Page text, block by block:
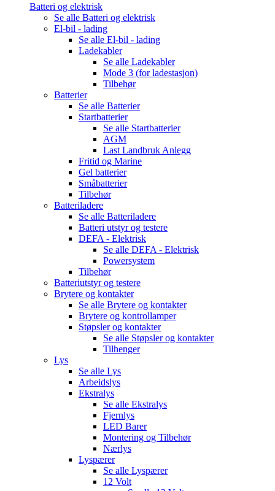
Batteri og elektrisk
Se alle Batteri og elektrisk
El-bil - lading
Se alle El-bil - lading
Ladekabler
Se alle Ladekabler
Mode 3 (for ladestasjon)
Tilbehør
Batterier
Se alle Batterier
Startbatterier
Se alle Startbatterier
AGM
Last Landbruk Anlegg
Fritid og Marine
Gel batterier
Småbatterier
Tilbehør
Batteriladere
Se alle Batteriladere
Batteri utstyr og testere
DEFA - Elektrisk
Se alle DEFA - Elektrisk
Powersystem
Tilbehør
Batteriutstyr og testere
Brytere og kontakter
Se alle Brytere og kontakter
Brytere og kontrollamper
Støpsler og kontakter
Se alle Støpsler og kontakter
Tilhenger
Lys
Se alle Lys
Arbeidslys
Ekstralys
Se alle Ekstralys
Fjernlys
LED Barer
Montering og Tilbehør
Nærlys
Lyspærer
Se alle Lyspærer
12 Volt